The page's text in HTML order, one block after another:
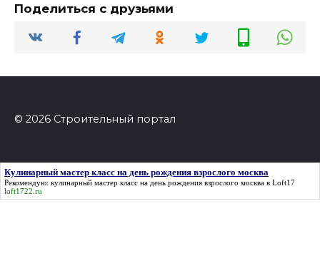
Поделиться с друзьями
© 2026 Строительный портал
Кулинарный мастер класс на день рождения взрослого москва
Рекомендую: кулинарный мастер класс на день рождения взрослого москва в Loft17
loft1722.ru